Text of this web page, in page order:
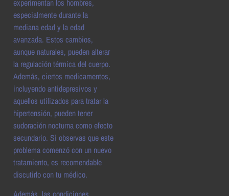
experimentan los hombres,
especialmente durante la
mediana edad y la edad
avanzada. Estos cambios,
aunque naturales, pueden alterar
la regulación térmica del cuerpo.
Además, ciertos medicamentos,
incluyendo antidepresivos y
aquellos utilizados para tratar la
hipertensión, pueden tener
sudoración nocturna como efecto
secundario. Si observas que este
problema comenzó con un nuevo
tratamiento, es recomendable
discutirlo con tu médico.